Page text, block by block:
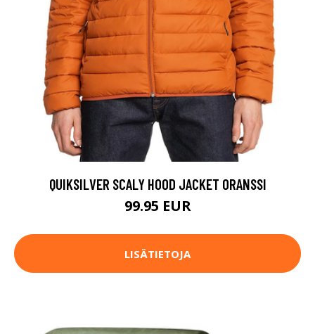
QUIKSILVER SCALY HOOD JACKET ORANSSI
99.95 EUR
LISÄTIETOJA